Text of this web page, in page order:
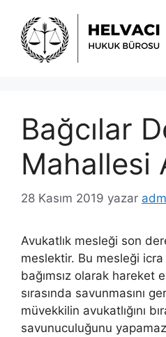
Bağcılar
Mahallesi
28 Kasım 2019 yazar
Avukatlık mesleği son
meslektir. Bu mesleği
bağımsız olarak hareket
sırasında savunmasını
müvekkilin avukatlığını
savunuculuğunu